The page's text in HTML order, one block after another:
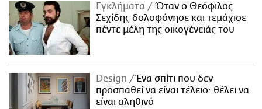
Εγκλήματα
Όταν ο Θεόφιλος
Σεχίδης δολοφόνησε και τεμάχισε
πέντε μέλη της οικογένειάς του
Design
Ένα σπίτι που δεν
προσπαθεί να είναι τέλειο· θέλει να
είναι αληθινό